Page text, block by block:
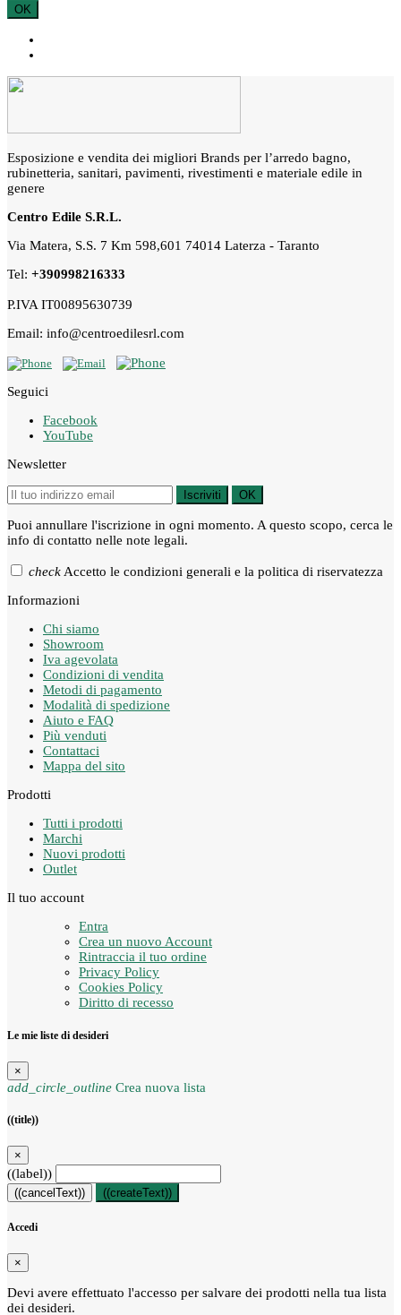
OK
Esposizione e vendita dei migliori Brands per l’arredo bagno,
rubinetteria, sanitari, pavimenti, rivestimenti e materiale edile in
genere
Centro Edile S.R.L.
Via Matera, S.S. 7 Km 598,601 74014 Laterza - Taranto
Tel: +390998216333
P.IVA IT00895630739
Email: info@centroedilesrl.com
Seguici
Facebook
YouTube
Newsletter
Iscriviti OK
Puoi annullare l'iscrizione in ogni momento. A questo scopo, cerca le
info di contatto nelle note legali.
check Accetto le condizioni generali e la politica di riservatezza
Informazioni
Chi siamo
Showroom
Iva agevolata
Condizioni di vendita
Metodi di pagamento
Modalità di spedizione
Aiuto e FAQ
Più venduti
Contattaci
Mappa del sito
Prodotti
Tutti i prodotti
Marchi
Nuovi prodotti
Outlet
Il tuo account
Entra
Crea un nuovo Account
Rintraccia il tuo ordine
Privacy Policy
Cookies Policy
Diritto di recesso
Le mie liste di desideri
×
add_circle_outline Crea nuova lista
((title))
×
((label))
((cancelText)) ((createText))
Accedi
×
Devi avere effettuato l'accesso per salvare dei prodotti nella tua lista
dei desideri.